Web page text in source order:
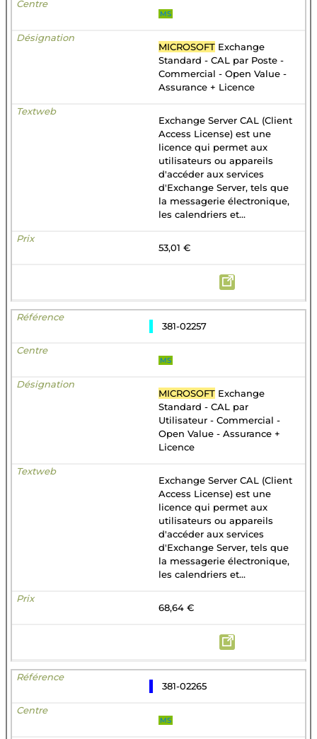
MS
MICROSOFT Exchange
Standard - CAL par Poste -
Commercial - Open Value -
Assurance + Licence
Exchange Server CAL (Client
Access License) est une
licence qui permet aux
utilisateurs ou appareils
d'accéder aux services
d'Exchange Server, tels que
la messagerie électronique,
les calendriers et...
53,01 €
381-02257
MS
MICROSOFT Exchange
Standard - CAL par
Utilisateur - Commercial -
Open Value - Assurance +
Licence
Exchange Server CAL (Client
Access License) est une
licence qui permet aux
utilisateurs ou appareils
d'accéder aux services
d'Exchange Server, tels que
la messagerie électronique,
les calendriers et...
68,64 €
381-02265
MS